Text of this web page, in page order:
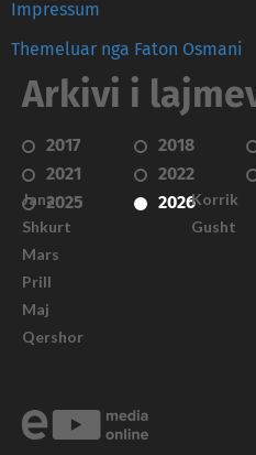
Impressum
Themeluar nga Faton Osmani
Arkivi i
2017 2018
2021
2022
2025
2026
Janar
Shkurt
Mars
Prill
Maj
Qershor
Korrik
Gusht